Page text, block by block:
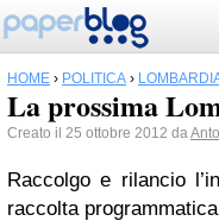
HOME › POLITICA ›
La prossima
Creato il 25 ottobre 2012 da
Raccolgo e rilancio
raccolta